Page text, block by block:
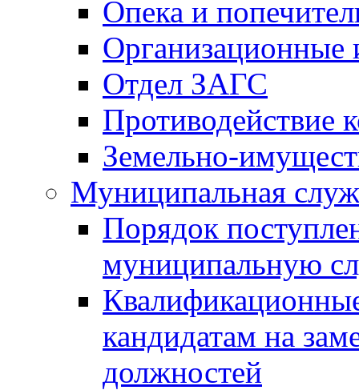
Опека и
Отдел ЗАГС
Противодействие
Земельно-
Муниципальная
Порядок
муниципальную
кандидатам на
должностей